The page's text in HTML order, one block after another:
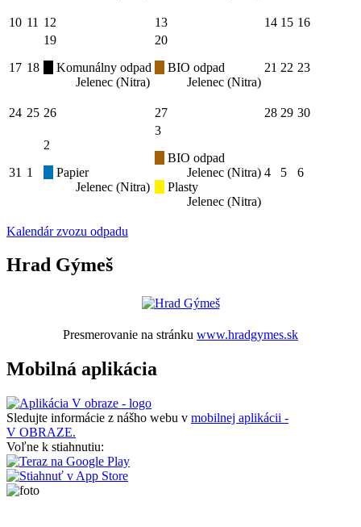
10 11 12 13 14 15 16
17 18
19
Komunálny odpad
Jelenec (Nitra)
20
BIO odpad
Jelenec (Nitra)
21 22 23
24 25 26 27 28 29 30
31 1
2
Papier
Jelenec (Nitra)
3
BIO odpad
Jelenec (Nitra)
Plasty
Jelenec (Nitra)
4 5 6
Kalendár zvozu odpadu
Hrad Gýmeš
Presmerovanie na stránku www.hradgymes.sk
Mobilná aplikácia
Sledujte informácie z nášho webu v mobilnej aplikácii -
V OBRAZE.
Voľne k stiahnutiu: